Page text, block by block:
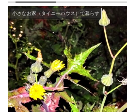
小さなお家（タイニーハウス）で暮らす